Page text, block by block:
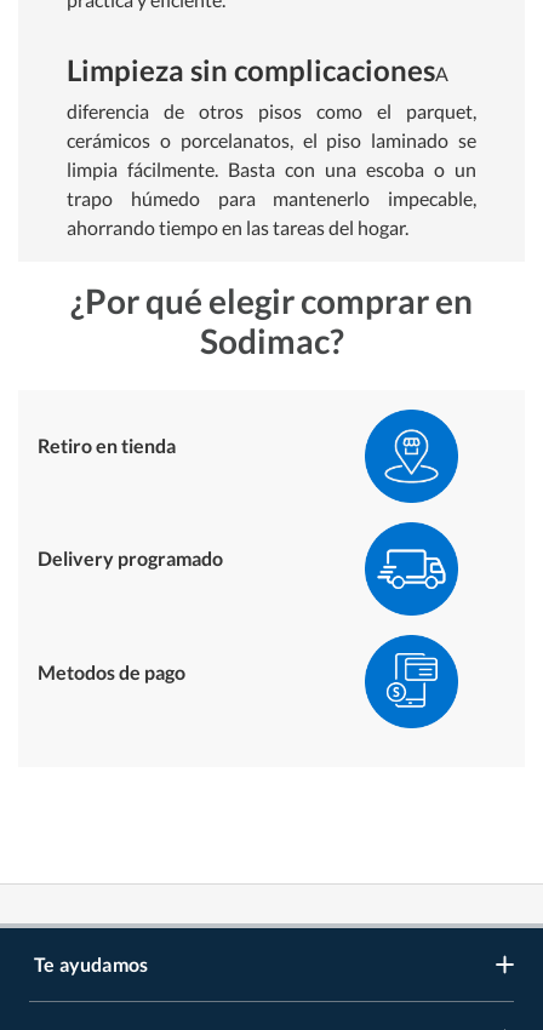
Limpieza sin complicacionesA
diferencia de otros pisos como el parquet,
cerámicos o porcelanatos, el piso laminado se
limpia fácilmente. Basta con una escoba o un
trapo húmedo para mantenerlo impecable,
ahorrando tiempo en las tareas del hogar.
¿Por qué elegir comprar en
Sodimac?
Retiro en tienda
Delivery programado
Metodos de pago
Te ayudamos